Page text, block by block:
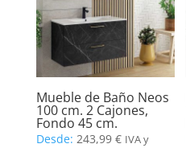
Mueble de Baño Neos
100 cm. 2 Cajones,
Fondo 45 cm.
Desde: 243,99 € IVA y